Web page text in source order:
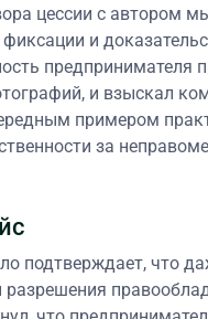
цессии с автором
фиксации и
предпринимателя
и взыскал
примером
за
подтверждает, что
разрешения